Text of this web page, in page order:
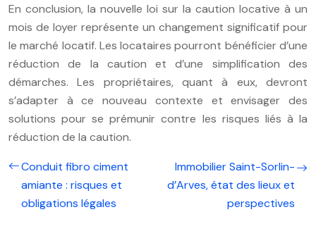
En conclusion, la nouvelle loi sur la caution locative à un
mois de loyer représente un changement significatif pour
le marché locatif. Les locataires pourront bénéficier d’une
réduction de la caution et d’une simplification des
démarches. Les propriétaires, quant à eux, devront
s’adapter à ce nouveau contexte et envisager des
solutions pour se prémunir contre les risques liés à la
réduction de la caution.
Conduit fibro ciment
amiante : risques et
obligations légales
Immobilier Saint-Sorlin-
d’Arves, état des lieux et
perspectives